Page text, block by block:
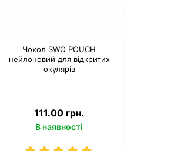
Чохол SWO POUCH
нейлоновий для відкритих
окулярів
111.00 грн.
В наявності